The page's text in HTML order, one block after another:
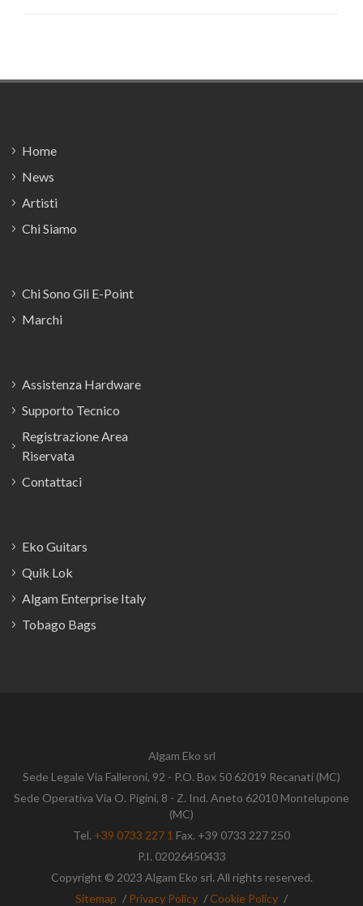
Home
News
Artisti
Chi Siamo
Chi Sono Gli E-Point
Marchi
Assistenza Hardware
Supporto Tecnico
Registrazione Area
Riservata
Contattaci
Eko Guitars
Quik Lok
Algam Enterprise Italy
Tobago Bags
Algam Eko srl
Sede Legale Via Falleroni, 92 - P.O. Box 50 62019 Recanati (MC)
Sede Operativa Via O. Pigini, 8 - Z. Ind. Aneto 62010 Montelupone
(MC)
Tel. +39 0733 227 1 Fax. +39 0733 227 250
P.I. 02026450433
Copyright © 2023 Algam Eko srl. All rights reserved.
Sitemap / Privacy Policy / Cookie Policy /